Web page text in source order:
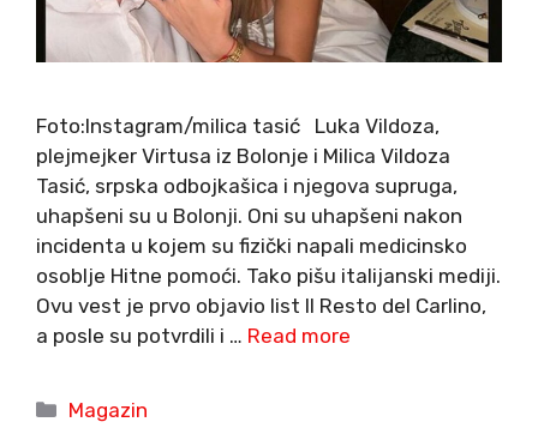
Foto:Instagram/milica tasić Luka Vildoza,
plejmejker Virtusa iz Bolonje i Milica Vildoza
Tasić, srpska odbojkašica i njegova supruga,
uhapšeni su u Bolonji. Oni su uhapšeni nakon
incidenta u kojem su fizički napali medicinsko
osoblje Hitne pomoći. Tako pišu italijanski mediji.
Ovu vest je prvo objavio list Il Resto del Carlino,
a posle su potvrdili i … Read more
Categories
Magazin